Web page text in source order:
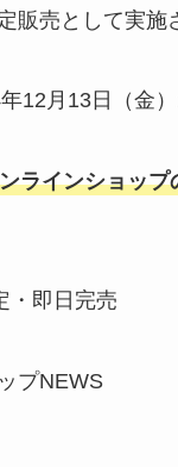
販売として実施
12月13日（金
ラインショップ
・即日完売
プNEWS